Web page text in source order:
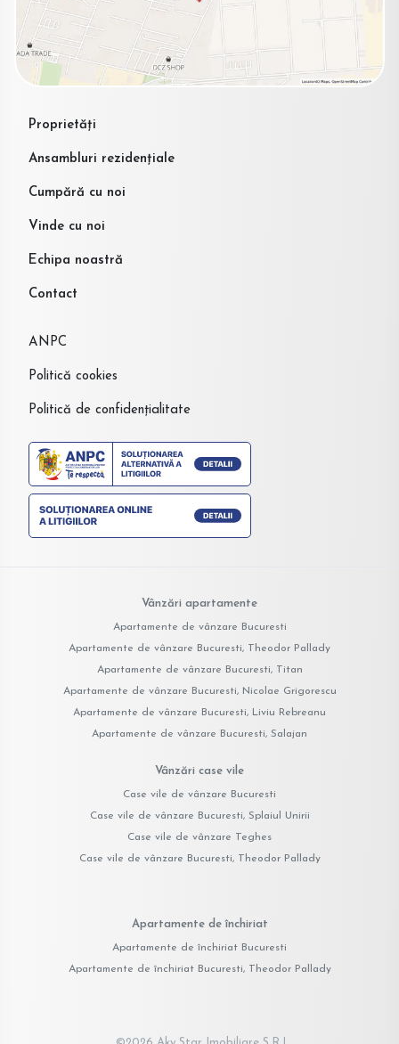
Proprietăți
Ansambluri rezidențiale
Cumpără cu noi
Vinde cu noi
Echipa noastră
Contact
ANPC
Politică cookies
Politică de confidențialitate
Vânzări apartamente
Apartamente de vânzare Bucuresti
Apartamente de vânzare Bucuresti, Theodor Pallady
Apartamente de vânzare Bucuresti, Titan
Apartamente de vânzare Bucuresti, Nicolae Grigorescu
Apartamente de vânzare Bucuresti, Liviu Rebreanu
Apartamente de vânzare Bucuresti, Salajan
Vânzări case vile
Case vile de vânzare Bucuresti
Case vile de vânzare Bucuresti, Splaiul Unirii
Case vile de vânzare Teghes
Case vile de vânzare Bucuresti, Theodor Pallady
Apartamente de închiriat
Apartamente de închiriat Bucuresti
Apartamente de închiriat Bucuresti, Theodor Pallady